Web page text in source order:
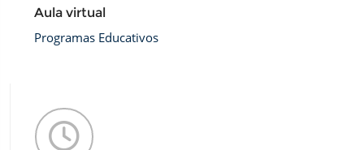
Aula virtual
Programas Educativos